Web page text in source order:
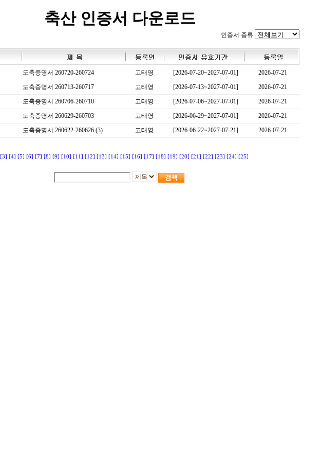
축산 인증서 다운로드
인증서 종류
도축증명서 260720-260724 고태영 [2026-07-20~2027-07-01]
2026-07-21
도축증명서 260713-260717 고태영 [2026-07-13~2027-07-01]
2026-07-21
도축증명서 260706-260710 고태영 [2026-07-06~2027-07-01]
2026-07-21
도축증명서 260629-260703 고태영 [2026-06-29~2027-07-01]
2026-07-21
도축증명서 260622-260626 (3) 고태영 [2026-06-22~2027-07-21] 2026-07-21
[3] [4] [5] [6] [7] [8] [9] [10] [11] [12] [13] [14] [15] [16] [17] [18] [19] [20] [21] [22] [23] [24] [25]